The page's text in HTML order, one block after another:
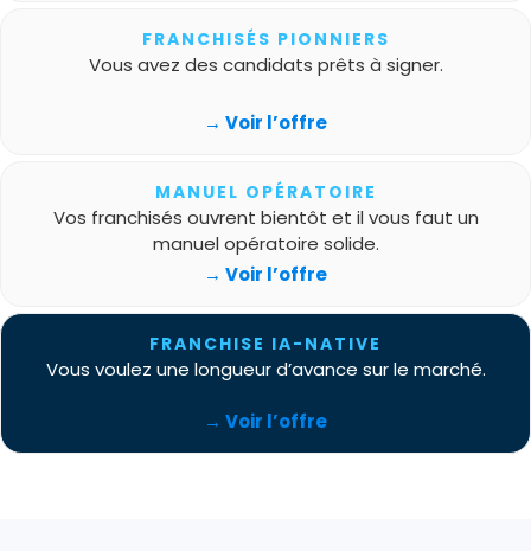
FRANCHISÉS PIONNIERS
Vous avez des candidats prêts à signer.
→ Voir l’offre
MANUEL OPÉRATOIRE
Vos franchisés ouvrent bientôt et il vous faut un
manuel opératoire solide.
→ Voir l’offre
FRANCHISE IA-NATIVE
Vous voulez une longueur d’avance sur le marché.
→ Voir l’offre